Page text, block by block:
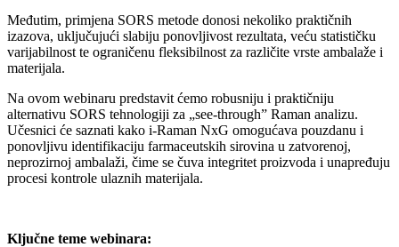
Međutim, primjena SORS metode donosi nekoliko praktičnih
izazova, uključujući slabiju ponovljivost rezultata, veću statističku
varijabilnost te ograničenu fleksibilnost za različite vrste ambalaže i
materijala.
Na ovom webinaru predstavit ćemo robusniju i praktičniju
alternativu SORS tehnologiji za „see-through” Raman analizu.
Učesnici će saznati kako i-Raman NxG omogućava pouzdanu i
ponovljivu identifikaciju farmaceutskih sirovina u zatvorenoj,
neprozirnoj ambalaži, čime se čuva integritet proizvoda i unapređuju
procesi kontrole ulaznih materijala.
Ključne teme webinara: